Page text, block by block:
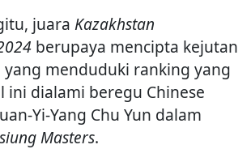
juara Kazakhstan
berupaya mencipta kejutan
yang menduduki ranking yang
ini dialami beregu Chinese
Yi-Yang Chu Yun dalam
Masters.